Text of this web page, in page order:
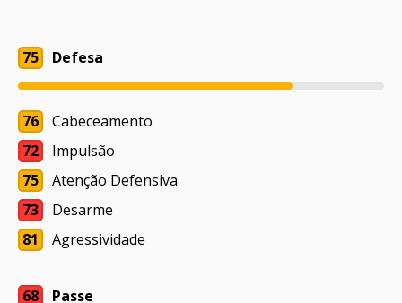
75 Defesa
76
Cabeceamento
72
Impulsão
75
Atenção Defensiva
73
Desarme
81
Agressividade
68 Passe